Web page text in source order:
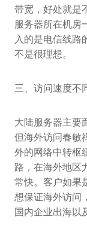
带宽，好处就是
服务器所在机房
入的是电信线路
不是很理想。
三、访问速度不
大陆服务器主要
但海外访问春敏
外的网络中转枢
路，在海外地区
常快。客户如果
想保证海外访问
国内企业出海以